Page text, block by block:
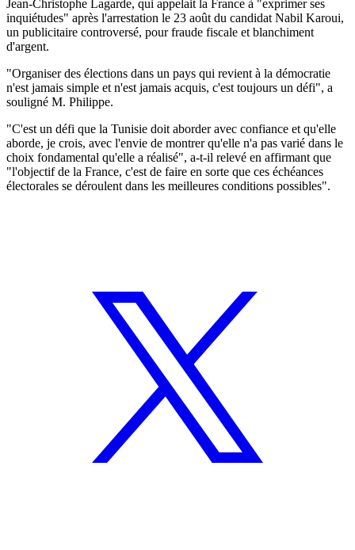
Jean-Christophe Lagarde, qui appelait la France à "exprimer ses
inquiétudes" après l'arrestation le 23 août du candidat Nabil Karoui,
un publicitaire controversé, pour fraude fiscale et blanchiment
d'argent.
"Organiser des élections dans un pays qui revient à la démocratie
n'est jamais simple et n'est jamais acquis, c'est toujours un défi", a
souligné M. Philippe.
"C'est un défi que la Tunisie doit aborder avec confiance et qu'elle
aborde, je crois, avec l'envie de montrer qu'elle n'a pas varié dans le
choix fondamental qu'elle a réalisé", a-t-il relevé en affirmant que
"l'objectif de la France, c'est de faire en sorte que ces échéances
électorales se déroulent dans les meilleures conditions possibles".